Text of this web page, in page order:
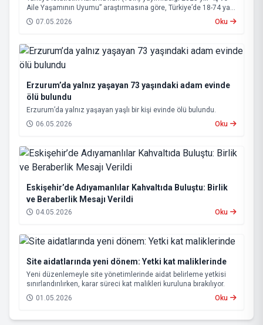
Aile Yaşamının Uyumu” araştırmasına göre, Türkiye’de 18-74 yaş
grubundaki nüfusun yüzde 43,1’i bakım sorumluluğu üstleniyor.
07.05.2026 Oku
Erzurum’da yalnız yaşayan 73 yaşındaki adam evinde
ölü bulundu
Erzurum’da yalnız yaşayan yaşlı bir kişi evinde ölü bulundu.
06.05.2026
Oku
Eskişehir’de Adıyamanlılar Kahvaltıda Buluştu: Birlik
ve Beraberlik Mesajı Verildi
04.05.2026 Oku
Site aidatlarında yeni dönem: Yetki kat maliklerinde
Yeni düzenlemeyle site yönetimlerinde aidat belirleme yetkisi
sınırlandırılırken, karar süreci kat malikleri kuruluna bırakılıyor.
01.05.2026
Oku